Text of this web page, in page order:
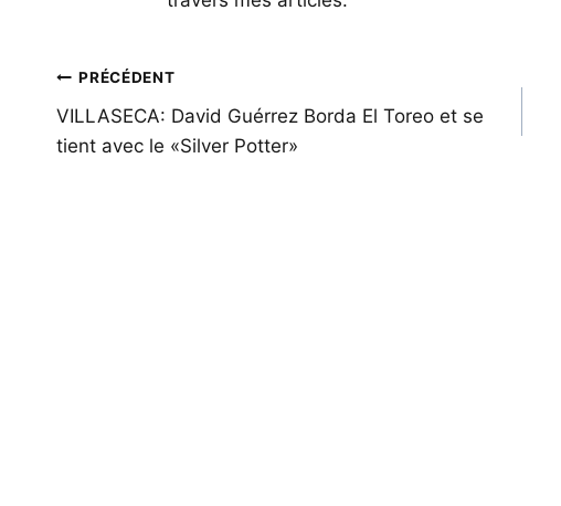
Navigation
de
l’article
PRÉCÉDENT
VILLASECA: David Guérrez Borda El Toreo et se
tient avec le «Silver Potter»